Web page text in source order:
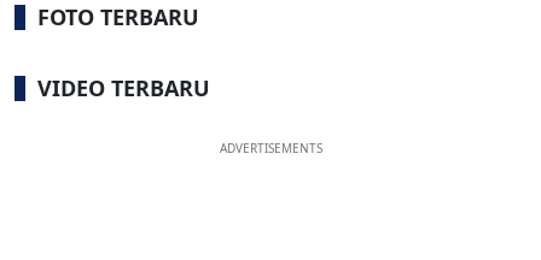
FOTO TERBARU
VIDEO TERBARU
ADVERTISEMENTS